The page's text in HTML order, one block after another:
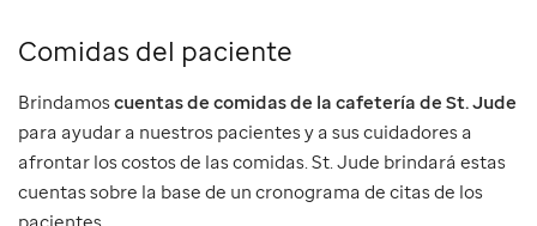
Comidas del paciente
Brindamoscuentas de comidas de la cafetería de St. Jude
para ayudar a nuestros pacientes y a sus cuidadores a
afrontar los costos de las comidas. St. Jude brindará estas
cuentas sobre la base de un cronograma de citas de los
pacientes.